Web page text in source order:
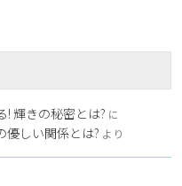
! 輝きの秘密とは? に
優しい関係とは? より